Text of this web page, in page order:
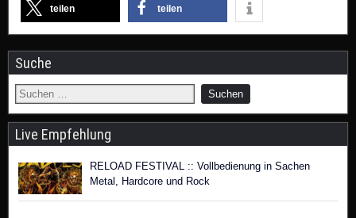
teilen teilen
Suche
Live Empfehlung
RELOAD FESTIVAL :: Vollbedienung in Sachen
Metal, Hardcore und Rock